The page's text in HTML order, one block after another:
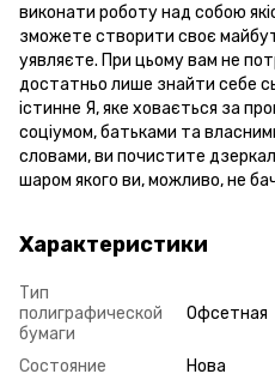
виконати роботу над собою
зможете створити своє
уявляєте. При цьому вам не
достатньо лише знайти себе
істинне Я, яке ховається за
соціумом, батьками та
словами, ви почистите
шаром якого ви, можливо, не
Характеристики
Тип
полиграфической
бумаги
Офсетная
Состояние
Нова